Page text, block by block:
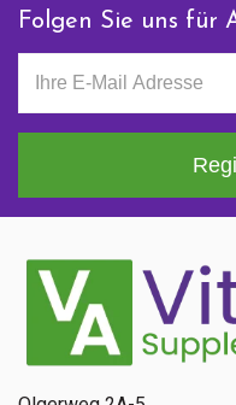
Folgen Sie uns für